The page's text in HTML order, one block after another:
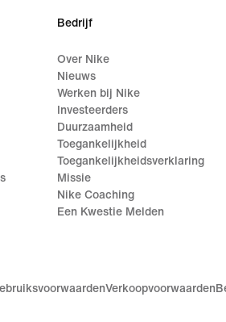
Bedrijf
Over Nike
Nieuws
Werken bij Nike
Investeerders
Duurzaamheid
Toegankelijkheid
Toegankelijkheidsverklaring
Missie
Nike Coaching
Een Kwestie Melden
Verkoopvoorwaarden